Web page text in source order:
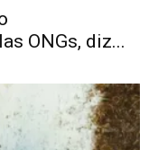
ONGs, diz...